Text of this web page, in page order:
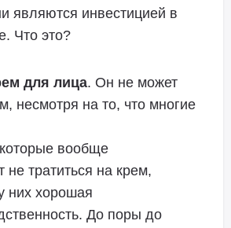
являются инвестицией в
Что это?
для лица. Он не может
несмотря на то, что многие
вообще
не тратиться на крем,
них хорошая
До поры до